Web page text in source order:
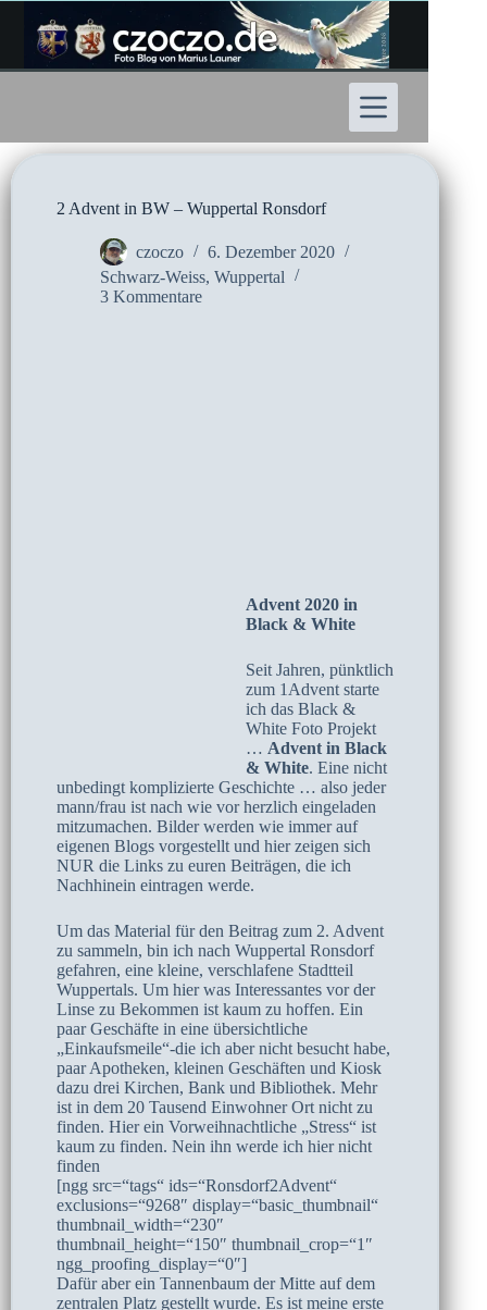
Inhalt
springen
2 Advent in BW – Wuppertal Ronsdorf
czoczo
6. Dezember 2020
Schwarz-Weiss, Wuppertal
3 Kommentare
Advent 2020 in
Black & White
Seit Jahren, pünktlich
zum 1Advent starte
ich das Black &
White Foto Projekt
… Advent in Black
& White. Eine nicht
unbedingt komplizierte Geschichte … also jeder
mann/frau ist nach wie vor herzlich eingeladen
mitzumachen. Bilder werden wie immer auf
eigenen Blogs vorgestellt und hier zeigen sich
NUR die Links zu euren Beiträgen, die ich
Nachhinein eintragen werde.
Um das Material für den Beitrag zum 2. Advent
zu sammeln, bin ich nach Wuppertal Ronsdorf
gefahren, eine kleine, verschlafene Stadtteil
Wuppertals. Um hier was Interessantes vor der
Linse zu Bekommen ist kaum zu hoffen. Ein
paar Geschäfte in eine übersichtliche
„Einkaufsmeile“-die ich aber nicht besucht habe,
paar Apotheken, kleinen Geschäften und Kiosk
dazu drei Kirchen, Bank und Bibliothek. Mehr
ist in dem 20 Tausend Einwohner Ort nicht zu
finden. Hier ein Vorweihnachtliche „Stress“ ist
kaum zu finden. Nein ihn werde ich hier nicht
finden
[ngg src=“tags“ ids=“Ronsdorf2Advent“
exclusions=“9268″ display=“basic_thumbnail“
thumbnail_width=“230″
thumbnail_height=“150″ thumbnail_crop=“1″
ngg_proofing_display=“0″]
Dafür aber ein Tannenbaum der Mitte auf dem
zentralen Platz gestellt wurde. Es ist meine erste